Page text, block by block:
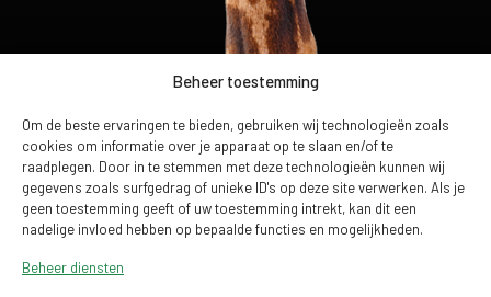
Beheer toestemming
Om de beste ervaringen te bieden, gebruiken wij technologieën zoals
cookies om informatie over je apparaat op te slaan en/of te
raadplegen. Door in te stemmen met deze technologieën kunnen wij
gegevens zoals surfgedrag of unieke ID's op deze site verwerken. Als je
geen toestemming geeft of uw toestemming intrekt, kan dit een
nadelige invloed hebben op bepaalde functies en mogelijkheden.
Beheer diensten